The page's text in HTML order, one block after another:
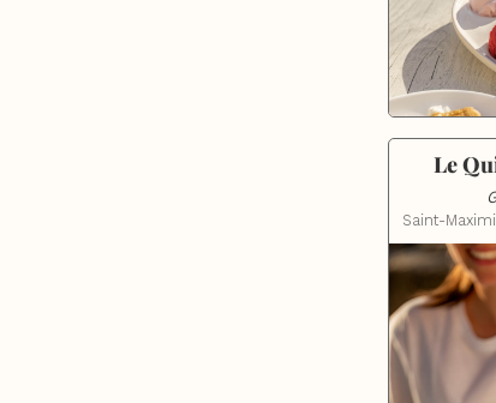
Le
Saint-